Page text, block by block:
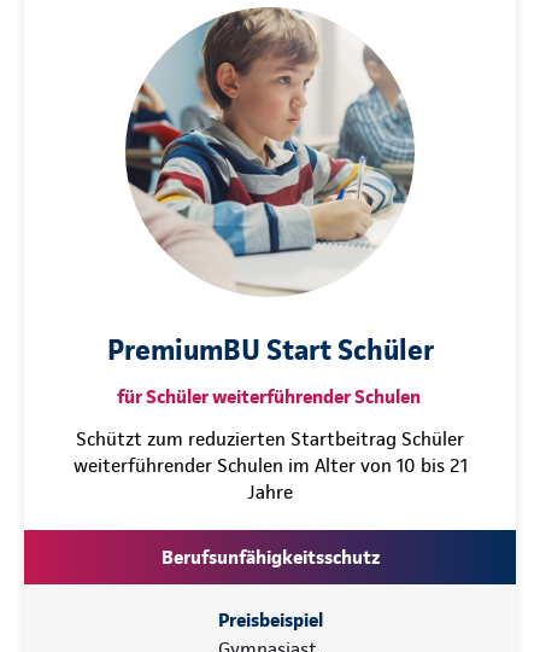
PremiumBU Start Schüler
für Schüler weiterführender Schulen
Schützt zum reduzierten Startbeitrag Schüler
weiterführender Schulen im Alter von 10 bis 21
Jahre
Berufsunfähigkeitsschutz
Preisbeispiel